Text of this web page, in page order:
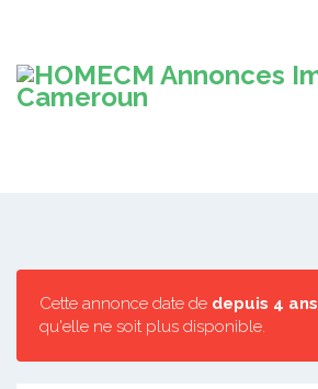
Cette annonce date de depuis 4 ans
qu'elle ne soit plus disponible.